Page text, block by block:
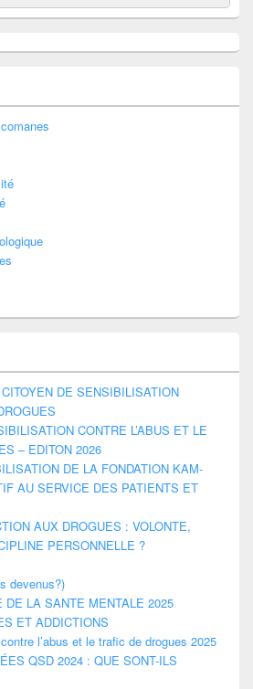
DE SENSIBILISATION
CONTRE L’ABUS ET LE
– EDITON 2026
DE LA FONDATION KAM-
AU SERVICE DES PATIENTS ET
AUX DROGUES : VOLONTE,
PERSONNELLE ?
devenus?)
DE LA SANTE MENTALE 2025
ET ADDICTIONS
l’abus et le trafic de drogues 2025
QSD 2024 : QUE SONT-ILS